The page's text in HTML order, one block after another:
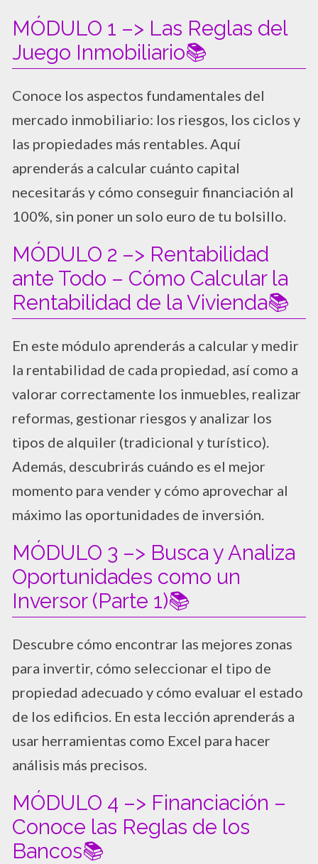
MÓDULO 1 –> Las Reglas del
Juego Inmobiliario📚
Conoce los aspectos fundamentales del
mercado inmobiliario: los riesgos, los ciclos y
las propiedades más rentables. Aquí
aprenderás a calcular cuánto capital
necesitarás y cómo conseguir financiación al
100%, sin poner un solo euro de tu bolsillo.
MÓDULO 2 –> Rentabilidad
ante Todo – Cómo Calcular la
Rentabilidad de la Vivienda📚
En este módulo aprenderás a calcular y medir
la rentabilidad de cada propiedad, así como a
valorar correctamente los inmuebles, realizar
reformas, gestionar riesgos y analizar los
tipos de alquiler (tradicional y turístico).
Además, descubrirás cuándo es el mejor
momento para vender y cómo aprovechar al
máximo las oportunidades de inversión.
MÓDULO 3 –> Busca y Analiza
Oportunidades como un
Inversor (Parte 1)📚
Descubre cómo encontrar las mejores zonas
para invertir, cómo seleccionar el tipo de
propiedad adecuado y cómo evaluar el estado
de los edificios. En esta lección aprenderás a
usar herramientas como Excel para hacer
análisis más precisos.
MÓDULO 4 –> Financiación –
Conoce las Reglas de los
Bancos📚